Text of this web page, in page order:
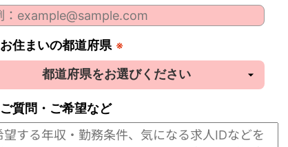
お住まいの都道府県 ※
ご質問・ご希望など